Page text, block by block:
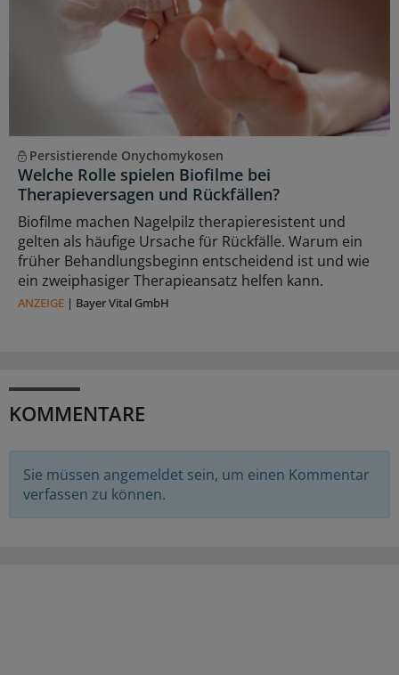
Persistierende Onychomykosen
Welche Rolle spielen Biofilme bei
Therapieversagen und Rückfällen?
Biofilme machen Nagelpilz therapieresistent und
gelten als häufige Ursache für Rückfälle. Warum ein
früher Behandlungsbeginn entscheidend ist und wie
ein zweiphasiger Therapieansatz helfen kann.
ANZEIGE | Bayer Vital GmbH
KOMMENTARE
Sie müssen angemeldet sein, um einen Kommentar
verfassen zu können.